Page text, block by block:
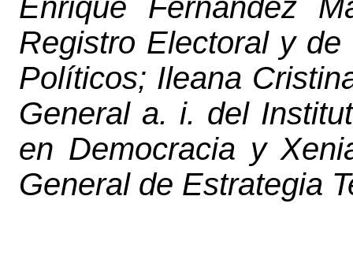
Enrique Fernández
Registro Electoral y
Políticos; Ileana
General a. i. del
en Democracia y
General de Estrategia